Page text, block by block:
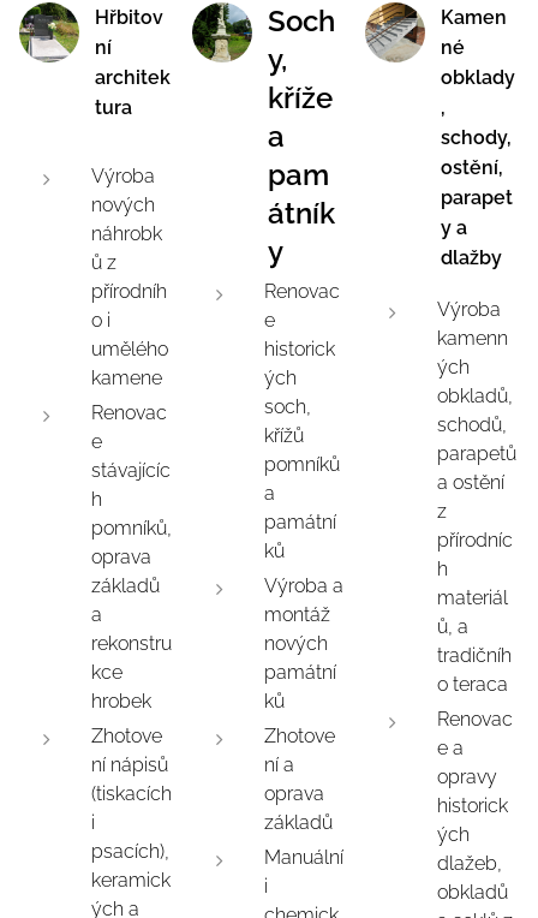
Hřbitov
ní
architek
tura
Výroba
nových
náhrobk
ů z
přírodníh
o i
umělého
kamene
Renovac
e
stávajícíc
h
pomníků,
oprava
základů
a
rekonstru
kce
hrobek
Zhotove
ní nápisů
(tiskacích
i
psacích),
keramick
ých a
Soch
y,
kříže
a
pam
átník
y
Renovac
e
historick
ých
soch,
křížů
pomníků
a
památní
ků
Výroba a
montáž
nových
památní
ků
Zhotove
ní a
oprava
základů
Manuální
i
Kamen
né
obklady
,
schody,
ostění,
parapet
y a
dlažby
Výroba
kamenn
ých
obkladů,
schodů,
parapetů
a ostění
z
přírodníc
h
materiál
ů, a
tradičníh
o teraca
Renovac
e a
opravy
historick
ých
dlažeb,
obkladů